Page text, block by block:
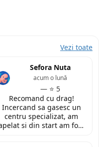
Vezi toate
Sefora Nuta
— ⭐ 5
acum o lună
Recomand cu drag!
Incercand sa gasesc un
centru specializat, am
si din start am fost